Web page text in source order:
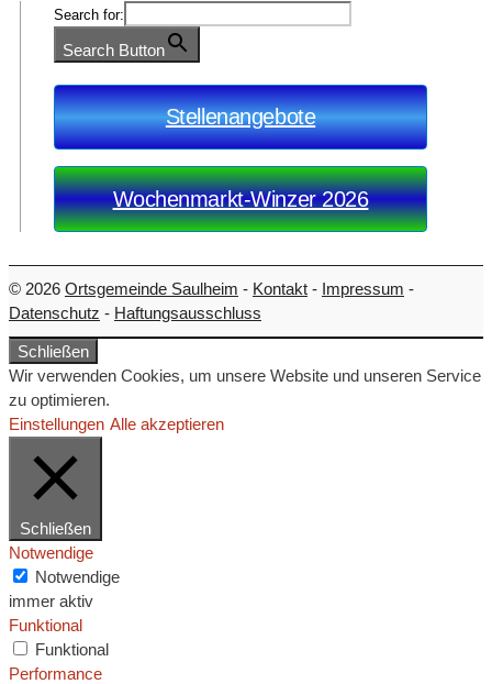
Search for:
Search Button
Stellenangebote
Wochenmarkt-Winzer 2026
© 2026 Ortsgemeinde Saulheim - Kontakt - Impressum -
Datenschutz - Haftungsausschluss
Schließen
Wir verwenden Cookies, um unsere Website und unseren Service
zu optimieren.
Einstellungen Alle akzeptieren
Schließen
Notwendige
Notwendige
immer aktiv
Funktional
Funktional
Performance